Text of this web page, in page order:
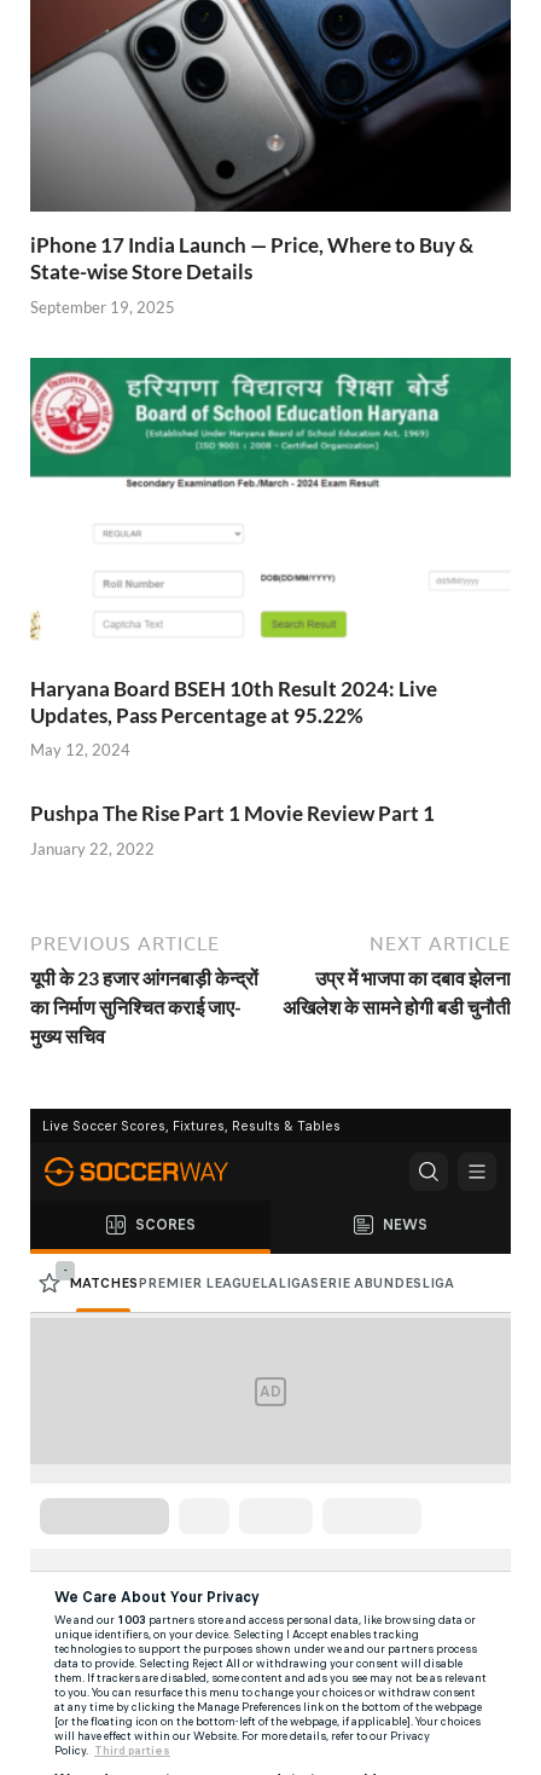
iPhone 17 India Launch — Price, Where to Buy &
State-wise Store Details
September 19, 2025
Haryana Board BSEH 10th Result 2024: Live
Updates, Pass Percentage at 95.22%
May 12, 2024
Pushpa The Rise Part 1 Movie Review Part 1
January 22, 2022
PREVIOUS ARTICLE
यूपी के 23 हजार आंगनबाड़ी केन्द्रों
का निर्माण सुनिश्चित कराई जाए-
मुख्य सचिव
NEXT ARTICLE
उप्र में भाजपा का दबाव झेलना
अखिलेश के सामने होगी बडी चुनौती